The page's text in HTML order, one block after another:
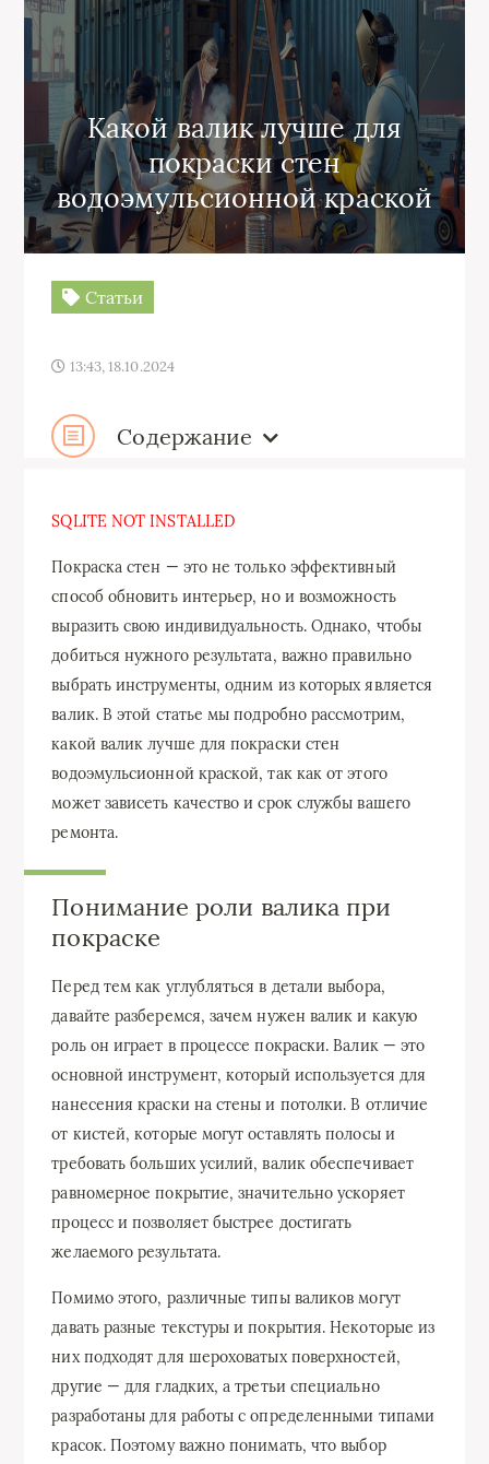
Какой валик лучше для
покраски стен
водоэмульсионной краской
Статьи
13:43, 18.10.2024
Содержание
SQLITE NOT INSTALLED
Покраска стен — это не только эффективный
способ обновить интерьер, но и возможность
выразить свою индивидуальность. Однако, чтобы
добиться нужного результата, важно правильно
выбрать инструменты, одним из которых является
валик. В этой статье мы подробно рассмотрим,
какой валик лучше для покраски стен
водоэмульсионной краской, так как от этого
может зависеть качество и срок службы вашего
ремонта.
Понимание роли валика при
покраске
Перед тем как углубляться в детали выбора,
давайте разберемся, зачем нужен валик и какую
роль он играет в процессе покраски. Валик — это
основной инструмент, который используется для
нанесения краски на стены и потолки. В отличие
от кистей, которые могут оставлять полосы и
требовать больших усилий, валик обеспечивает
равномерное покрытие, значительно ускоряет
процесс и позволяет быстрее достигать
желаемого результата.
Помимо этого, различные типы валиков могут
давать разные текстуры и покрытия. Некоторые из
них подходят для шероховатых поверхностей,
другие — для гладких, а третьи специально
разработаны для работы с определенными типами
красок. Поэтому важно понимать, что выбор